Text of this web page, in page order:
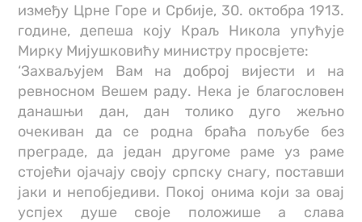
између Црне Горе и Србије, 30. октобра 1913.
године, депеша коју Краљ Никола упућује
Мирку Мијушковићу министру просвјете:
‘Захваљујем Вам на доброј вијести и на
ревносном Вешем раду. Нека је благословен
данашњи дан, дан толико дуго жељно
очекиван да се родна браћа пољубе без
преграде, да један другоме раме уз раме
стојећи ојачају своју српску снагу, поставши
јаки и непобједиви. Покој онима који за овај
успјех душе своје положише а слава